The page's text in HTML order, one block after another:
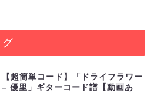
【超簡単コード】「ドライフラワー
– 優里」ギターコード譜【動画あ